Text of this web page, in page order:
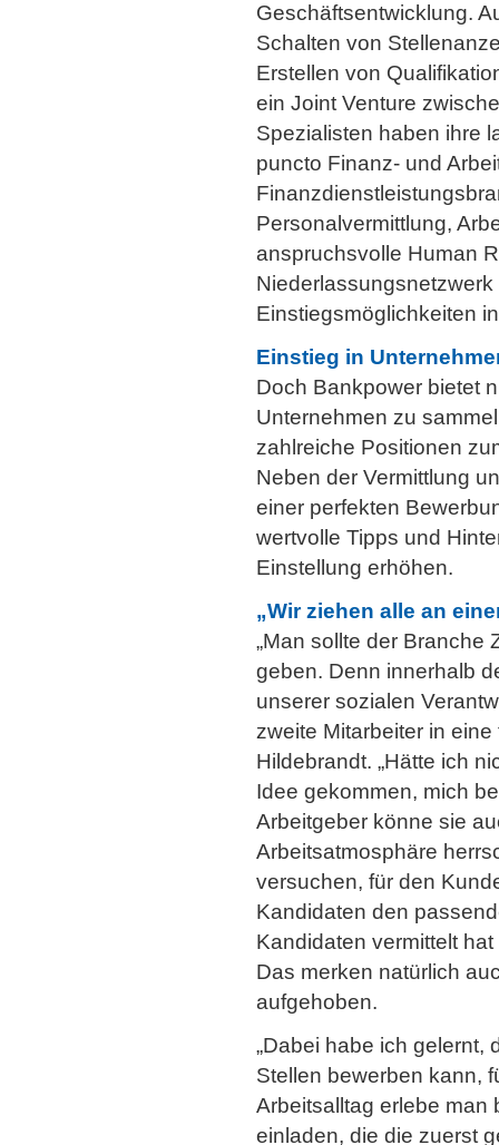
Geschäftsentwicklung.
Schalten von
Erstellen von
ein Joint Venture
Spezialisten haben ihre
puncto Finanz- und
Personalvermittlung,
anspruchsvolle Human
Einstiegsmöglichkeiten
Einstieg in
Doch Bankpower bietet
Unternehmen zu
zahlreiche Positionen
Neben der Vermittlung
einer perfekten
wertvolle Tipps und
Einstellung erhöhen.
„Wir ziehen alle an
„Man sollte der Branche
geben. Denn innerhalb
unserer sozialen
zweite Mitarbeiter in
Hildebrandt. „Hätte ich
Idee gekommen, mich
Arbeitgeber könne sie
Arbeitsatmosphäre
versuchen, für den
Kandidaten den
Kandidaten vermittelt
Das merken natürlich
aufgehoben.
„Dabei habe ich gelernt,
Stellen bewerben kann,
Arbeitsalltag erlebe man
einladen, die die zuerst